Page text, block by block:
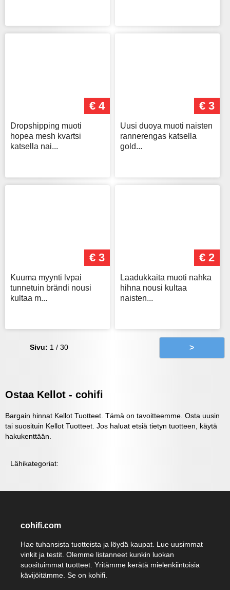
€ 4
Dropshipping muoti
hopea mesh kvartsi
katsella nai...
€ 3
Uusi duoya muoti naisten
rannerengas katsella
gold...
€ 3
Kuuma myynti lvpai
tunnetuin brändi nousi
kultaa m...
€ 2
Laadukkaita muoti nahka
hihna nousi kultaa
naisten...
Sivu: 1 / 30 >
Ostaa Kellot - cohifi
Bargain hinnat Kellot Tuotteet. Tämä on tavoitteemme. Osta uusin
tai suosituin Kellot Tuotteet. Jos haluat etsiä tietyn tuotteen, käytä
hakukenttään.
Lähikategoriat:
cohifi.com
Hae tuhansista tuotteista ja löydä kaupat. Lue uusimmat
vinkit ja testit. Olemme listanneet kunkin luokan
suosituimmat tuotteet. Yritämme kerätä mielenkiintoisia
kävijöitämme. Se on kohifi.